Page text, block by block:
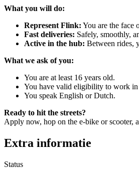
What you will do:
Represent Flink: You are the face
Fast deliveries: Safely, smoothly,
Active in the hub: Between rides,
What we ask of you:
You are at least 16 years old.
You have valid eligibility to work in
You speak English or Dutch.
Ready to hit the streets?
Apply now, hop on the e-bike or scooter,
Extra informatie
Status